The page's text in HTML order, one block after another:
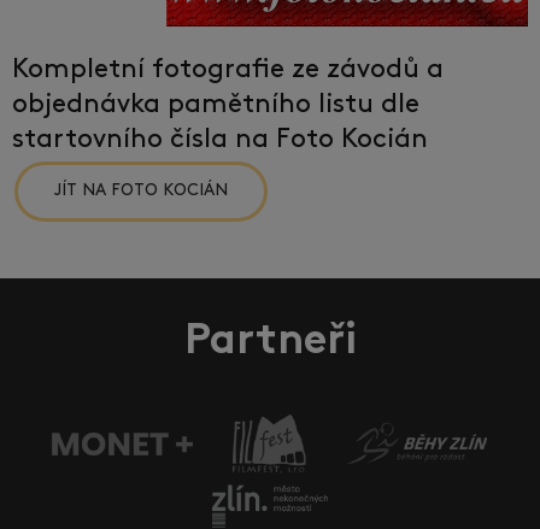
Kompletní fotografie ze závodů a
objednávka pamětního listu dle
startovního čísla na Foto Kocián
JÍT NA FOTO KOCIÁN
Partneři